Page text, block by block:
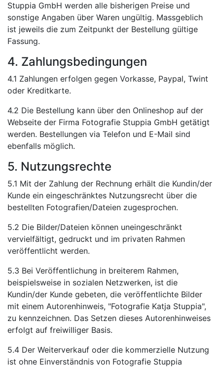
Stuppia GmbH werden alle bisherigen Preise und
sonstige Angaben über Waren ungültig. Massgeblich
ist jeweils die zum Zeitpunkt der Bestellung gültige
Fassung.
4. Zahlungsbedingungen
4.1 Zahlungen erfolgen gegen Vorkasse, Paypal, Twint
oder Kreditkarte.
4.2 Die Bestellung kann über den Onlineshop auf der
Webseite der Firma Fotografie Stuppia GmbH getätigt
werden. Bestellungen via Telefon und E-Mail sind
ebenfalls möglich.
5. Nutzungsrechte
5.1 Mit der Zahlung der Rechnung erhält die Kundin/der
Kunde ein eingeschränktes Nutzungsrecht über die
bestellten Fotografien/Dateien zugesprochen.
5.2 Die Bilder/Dateien können uneingeschränkt
vervielfältigt, gedruckt und im privaten Rahmen
veröffentlicht werden.
5.3 Bei Veröffentlichung in breiterem Rahmen,
beispielsweise in sozialen Netzwerken, ist die
Kundin/der Kunde gebeten, die veröffentlichte Bilder
mit einem Autorenhinweis, "Fotografie Katja Stuppia",
zu kennzeichnen. Das Setzen dieses Autorenhinweises
erfolgt auf freiwilliger Basis.
5.4 Der Weiterverkauf oder die kommerzielle Nutzung
ist ohne Einverständnis von Fotografie Stuppia